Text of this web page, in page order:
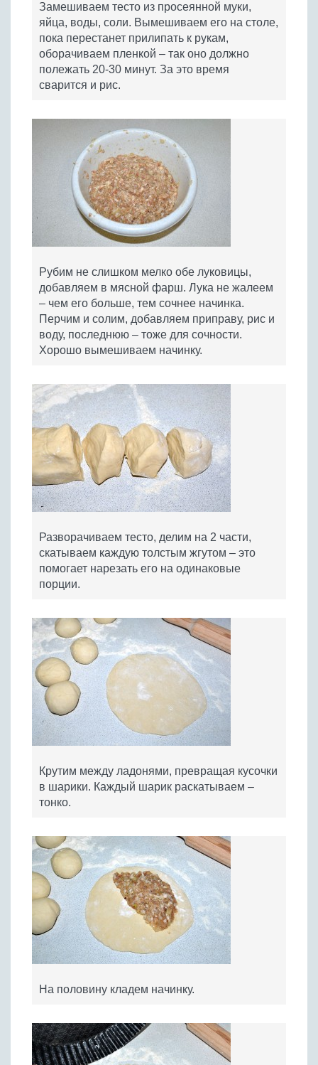
Замешиваем тесто из просеянной муки,
яйца, воды, соли. Вымешиваем его на столе,
пока перестанет прилипать к рукам,
оборачиваем пленкой – так оно должно
полежать 20-30 минут. За это время
сварится и рис.
Рубим не слишком мелко обе луковицы,
добавляем в мясной фарш. Лука не жалеем
– чем его больше, тем сочнее начинка.
Перчим и солим, добавляем приправу, рис и
воду, последнюю – тоже для сочности.
Хорошо вымешиваем начинку.
Разворачиваем тесто, делим на 2 части,
скатываем каждую толстым жгутом – это
помогает нарезать его на одинаковые
порции.
Крутим между ладонями, превращая кусочки
в шарики. Каждый шарик раскатываем –
тонко.
На половину кладем начинку.